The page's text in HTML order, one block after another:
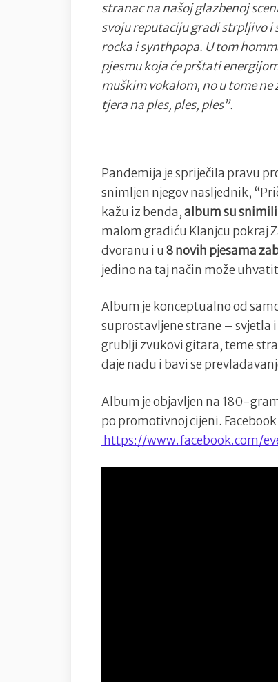
stranac na našoj glazbenoj
svoju reputaciju gradi strpljivo
rocka i synthpopa. U tom
pjesmu koja će prštati
muškim vokalom, no u tome ne
tjera na ples, ples, ples”.
Pandemija je spriječila pravu
snimljen njegov nasljednik,
kažu iz benda,album su snimili
malom gradiću Klanjcu pokraj
dvoranu i u 8 novih pjesama
jedino na taj način može
Album je konceptualno od
suprostavljene strane – svjetla
grublji zvukovi gitara, teme
daje nadu i bavi se
Album je objavljen na 180-
po promotivnoj cijeni.
https://www.facebook.com/